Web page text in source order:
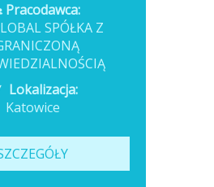
Pracodawca:
SPÓŁKA Z
Lokalizacja:
Katowice